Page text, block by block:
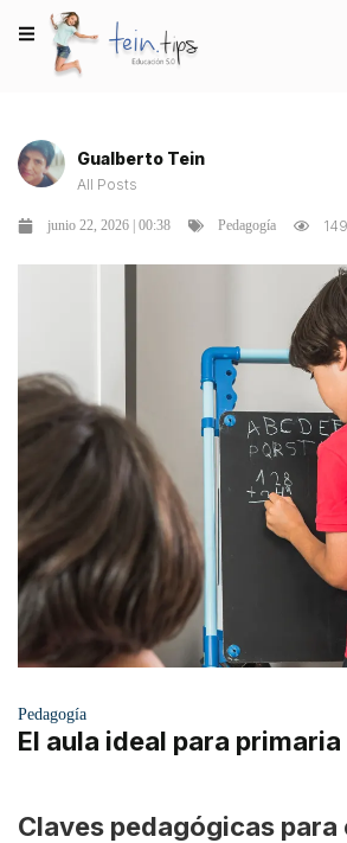
Gualberto Tein
All Posts
junio 22, 2026 | 00:38 Pedagogía
Pedagogía
El aula ideal para primaria
Claves pedagógicas para